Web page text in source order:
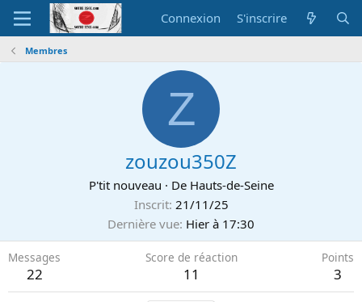
Connexion S'inscrire
Membres
Z
zouzou350Z
P'tit nouveau · De Hauts-de-Seine
Inscrit 21/11/25
Dernière vue Hier à 17:30
Messages
22
Score de réaction
11
Points
3